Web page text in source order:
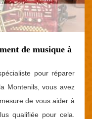
de musique à
pour réparer
Montenils, vous avez
de vous aider à
qualifiée pour cela.